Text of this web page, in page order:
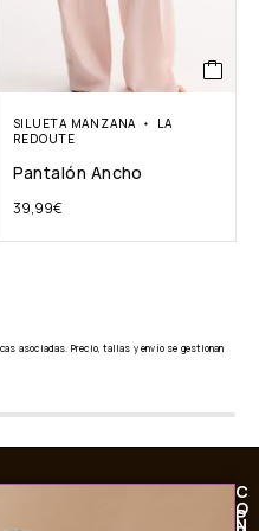
SILUETA MANZANA
LA
REDOUTE
Pantalón Ancho
39,99€
asociadas. Precio, tallas y envío se gestionan
C
O
N
P